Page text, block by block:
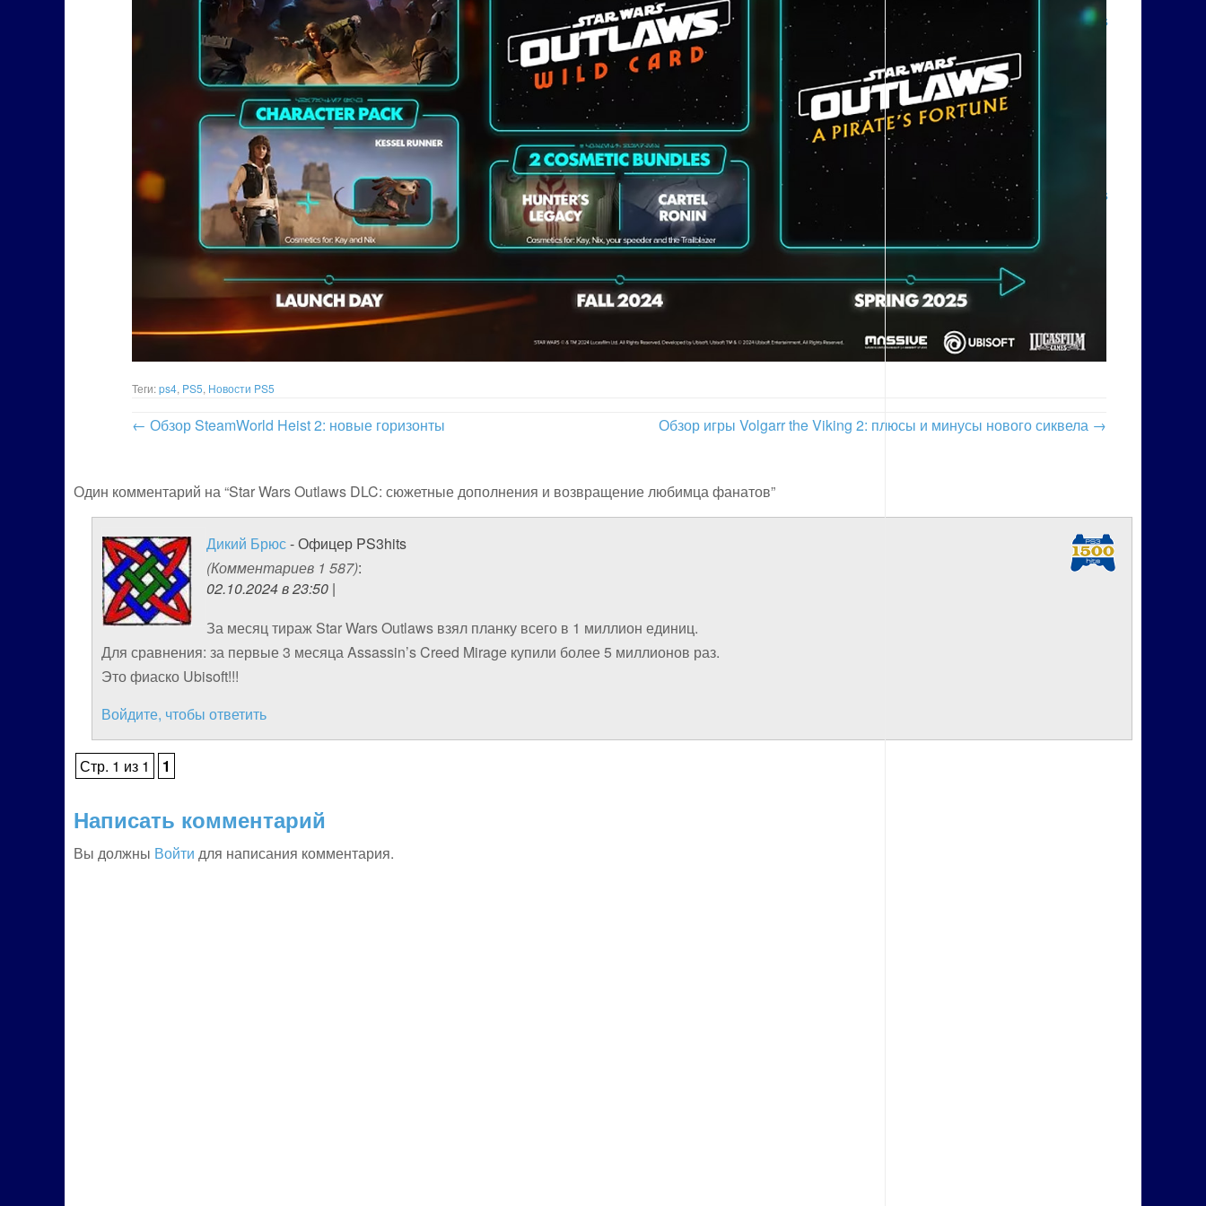
Теги:ps4, PS5, Новости PS5
← Обзор SteamWorld Heist 2: новые горизонты Обзор игры Volgarr the Viking 2: плюсы и минусы нового сиквела →
Один комментарий на “Star Wars Outlaws DLC: сюжетные дополнения и возвращение любимца фанатов”
Дикий Брюс- Офицер PS3hits
(Комментариев 1 587):
02.10.2024 в 23:50 |
За месяц тираж Star Wars Outlaws взял планку всего в 1 миллион единиц.
Для сравнения: за первые 3 месяца Assassin’s Creed Mirage купили более 5 миллионов раз.
Это фиаско Ubisoft!!!
Войдите, чтобы ответить
Стр. 1 из 1 1
Написать комментарий
Вы должны Войти для написания комментария.
Дикий Брюс
Star Wars
Outlaws DLC: сюжетные
дополнения и возвращение
любимца фанатов
Дикий Брюск записи
лучших roguelikes, которые
стоит попробовать прямо
сейчас
Дикий Брюс
к записи
Star Wars
Outlaws: революция в жанре
открытых миров 2024 года